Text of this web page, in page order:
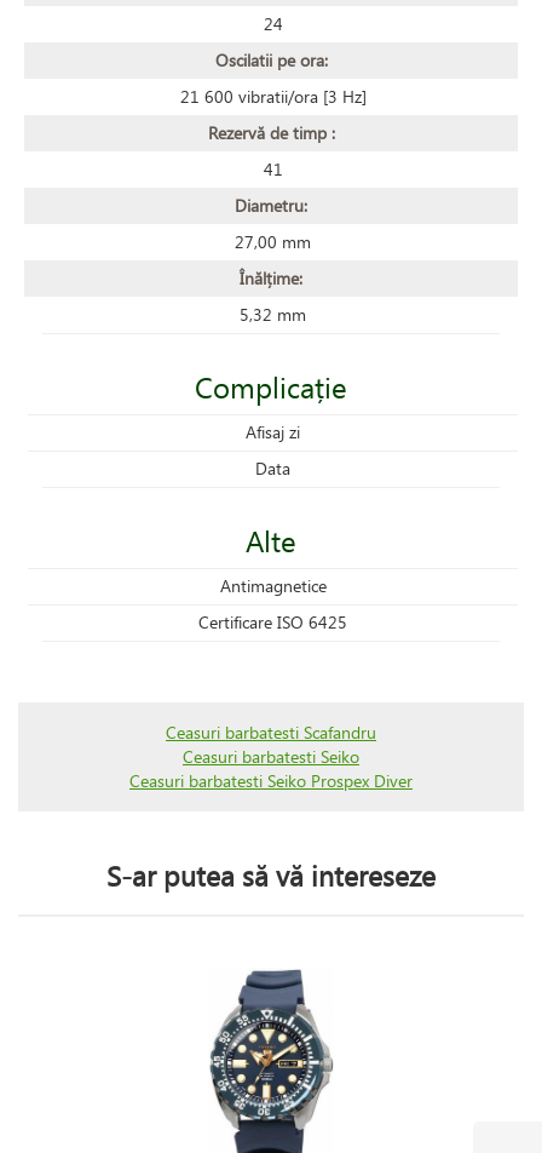
24
Oscilatii pe ora:
21 600 vibratii/ora [3 Hz]
Rezervă de timp :
41
Diametru:
27,00 mm
Înălțime:
5,32 mm
Complicație
Afisaj zi
Data
Alte
Antimagnetice
Certificare ISO 6425
Ceasuri barbatesti Scafandru
Ceasuri barbatesti Seiko
Ceasuri barbatesti Seiko Prospex Diver
S-ar putea să vă intereseze